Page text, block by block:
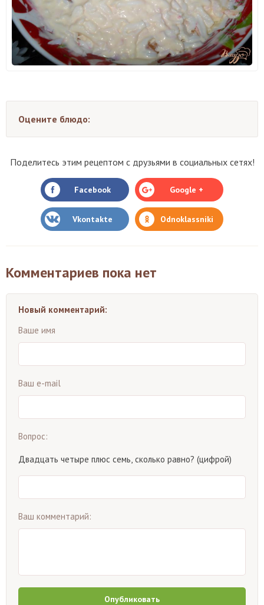
Оцените блюдо:
Поделитесь этим рецептом с друзьями в социальных сетях!
Facebook Google +
Vkontakte Odnoklassniki
Комментариев пока нет
Новый комментарий:
Ваше имя
Ваш e-mail
Вопрос:
Двадцать четыре плюс семь, сколько равно? (цифрой)
Ваш комментарий:
Опубликовать